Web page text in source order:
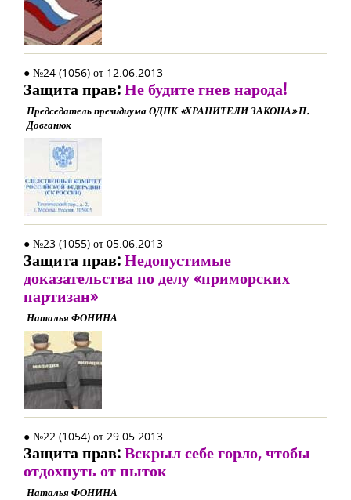
● №24 (1056) от 12.06.2013
Защита прав:Не будите гнев народа!
Председатель президиума ОДПК «ХРАНИТЕЛИ ЗАКОНА» П.
Довганюк
● №23 (1055) от 05.06.2013
Защита прав:Недопустимые
доказательства по делу «приморских
партизан»
Наталья ФОНИНА
● №22 (1054) от 29.05.2013
Защита прав:Вскрыл себе горло, чтобы
отдохнуть от пыток
Наталья ФОНИНА